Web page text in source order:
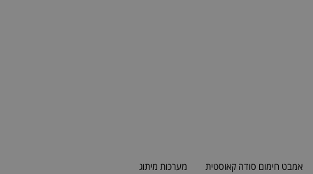
אמבט חימום סודה קאוסטית
מערכות מיתוג